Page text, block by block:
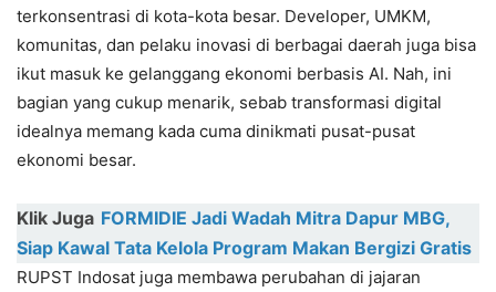
terkonsentrasi di kota-kota besar. Developer, UMKM,
komunitas, dan pelaku inovasi di berbagai daerah juga bisa
ikut masuk ke gelanggang ekonomi berbasis AI. Nah, ini
bagian yang cukup menarik, sebab transformasi digital
idealnya memang kada cuma dinikmati pusat-pusat
ekonomi besar.
Klik Juga FORMIDIE Jadi Wadah Mitra Dapur MBG,
Siap Kawal Tata Kelola Program Makan Bergizi Gratis
RUPST Indosat juga membawa perubahan di jajaran